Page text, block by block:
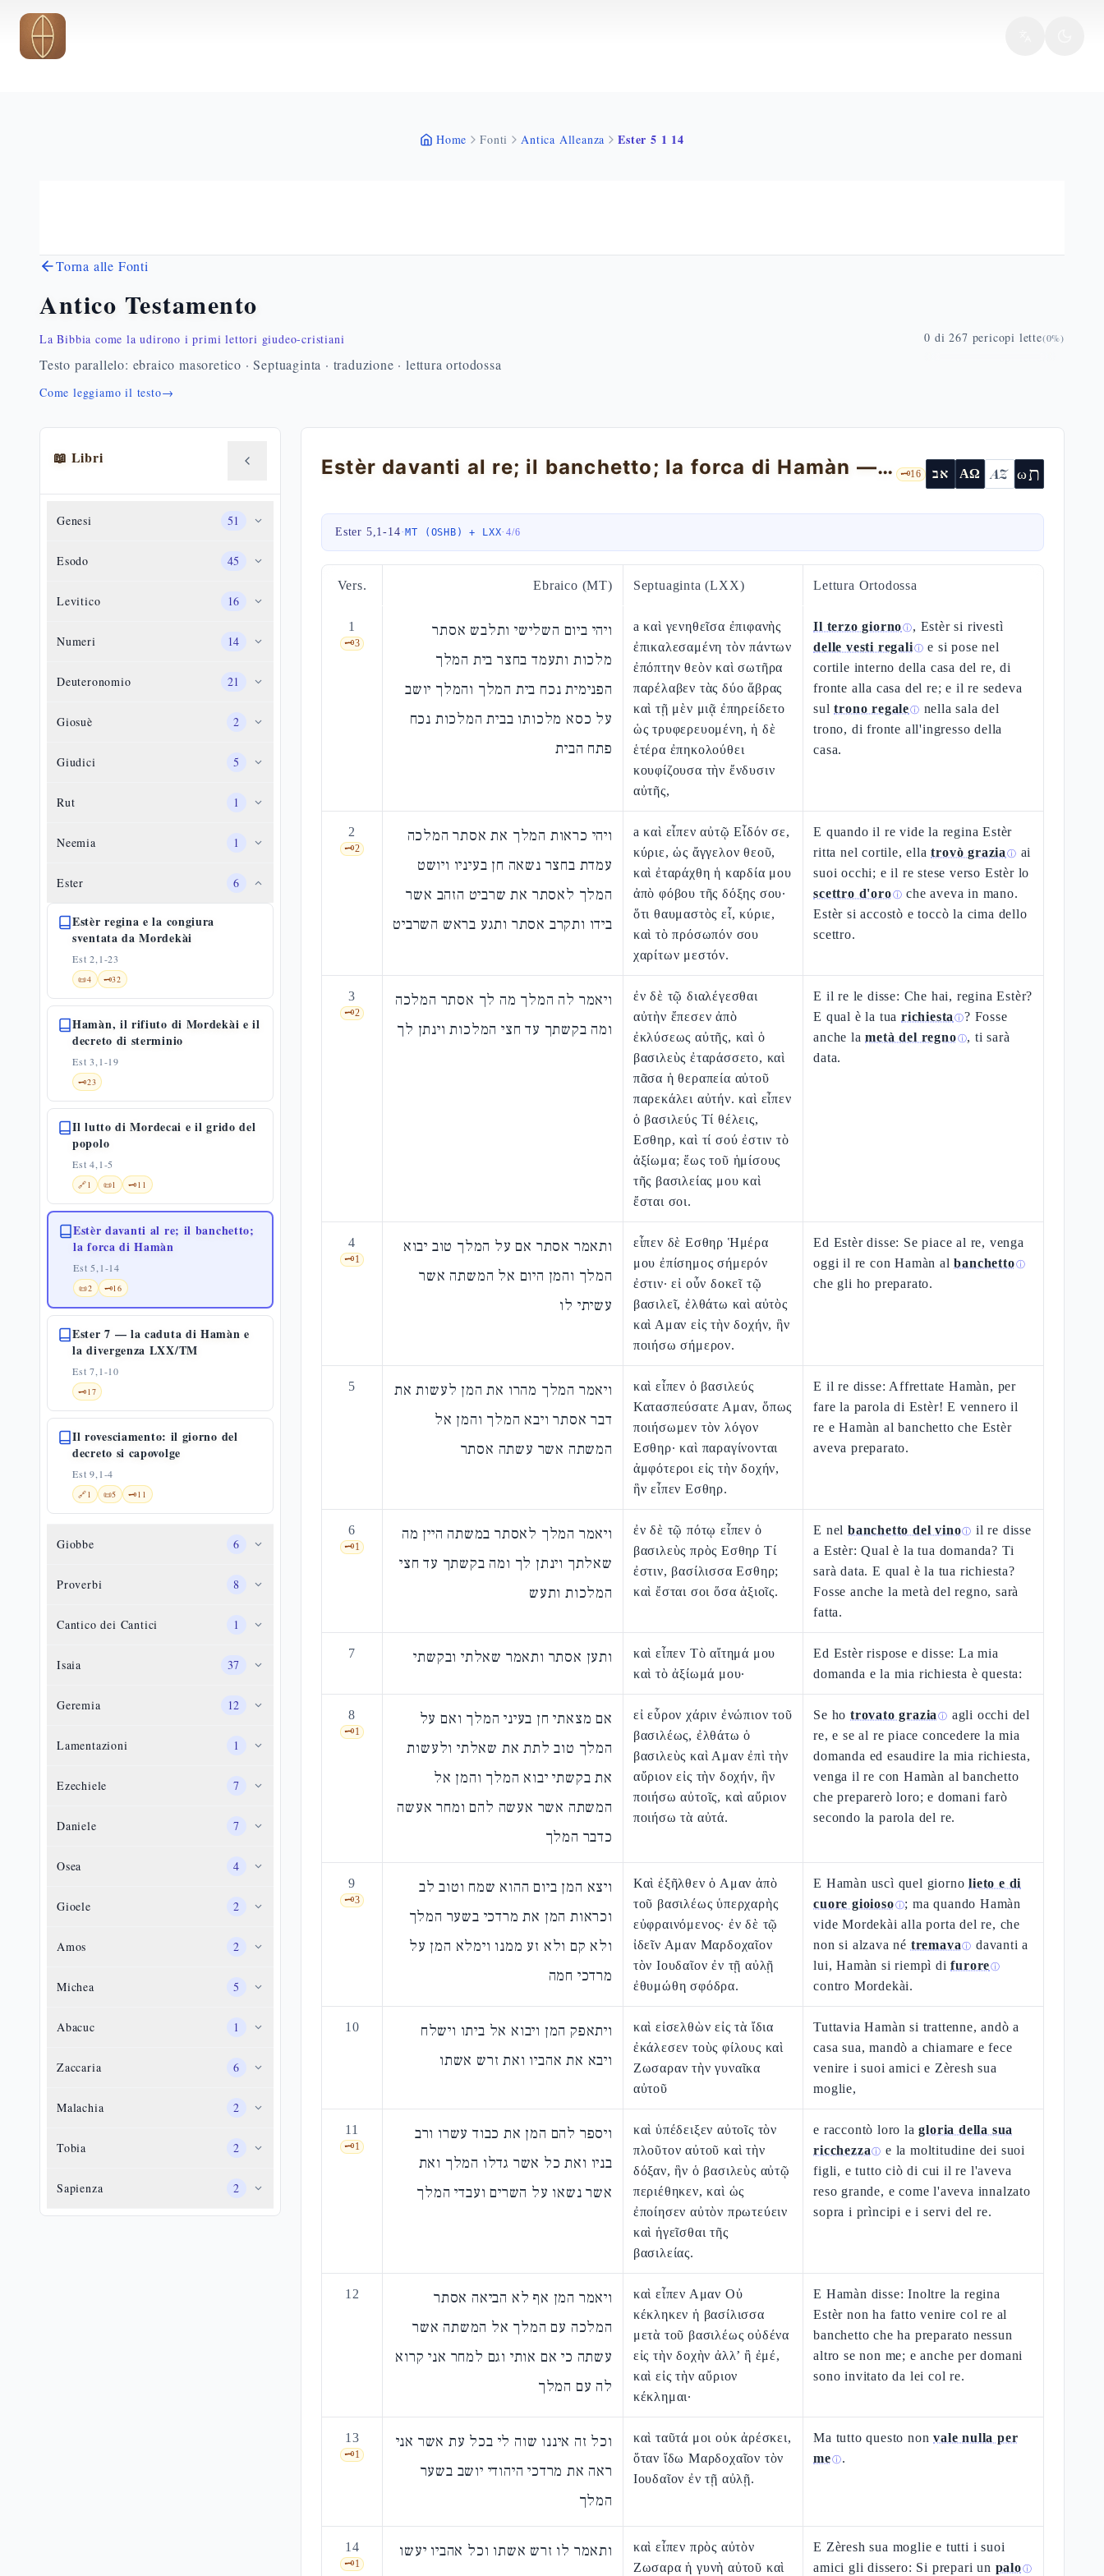
Vai al contenuto principale
Home Fonti Antica Alleanza Ester 5 1 14
Torna alle Fonti
Antico Testamento
La Bibbia come la udirono i primi lettori giudeo-cristiani
Testo parallelo: ebraico masoretico · Septuaginta · traduzione · lettura ortodossa
Come leggiamo il testo→
0 di 267 pericopi lette(0%)
📖 Libri
Genesi 51
Esodo 45
Levitico 16
Numeri 14
Deuteronomio 21
Giosuè 2
Giudici 5
Rut 1
Neemia 1
Ester 6
Estèr regina e la congiura
sventata da Mordekài
Est 2,1-23
📜4 🗝️32
Hamàn, il rifiuto di Mordekài e il
decreto di sterminio
Est 3,1-19
🗝️23
Il lutto di Mordecai e il grido del
popolo
Est 4,1-5
🔗1 📜1 🗝️11
Estèr davanti al re; il banchetto;
la forca di Hamàn
Est 5,1-14
📜2 🗝️16
Ester 7 — la caduta di Hamàn e
la divergenza LXX/TM
Est 7,1-10
🗝️17
Il rovesciamento: il giorno del
decreto si capovolge
Est 9,1-4
🔗1 📜5 🗝️11
Giobbe 6
Proverbi 8
Cantico dei Cantici 1
Isaia 37
Geremia 12
Lamentazioni 1
Ezechiele 7
Daniele 7
Osea 4
Gioele 2
Amos 2
Michea 5
Abacuc 1
Zaccaria 6
Malachia 2
Tobia 2
Sapienza 2
Estèr davanti al re; il banchetto; la forca di Hamàn — Est 5,1-14 🗝️16 אב ΑΩ AZ ωת
Ester 5,1-14·MT (OSHB) + LXX·4/6
Vers. Ebraico (MT) Septuaginta (LXX) Lettura Ortodossa
1
🗝️3
ויהי ביום השלישי ותלבש אסתר
מלכות ותעמד בחצר בית המלך
הפנימית נכח בית המלך והמלך יושב
על כסא מלכותו בבית המלכות נכח
פתח הבית
a καὶ γενηθεῖσα ἐπιφανὴς
ἐπικαλεσαμένη τὸν πάντων
ἐπόπτην θεὸν καὶ σωτῆρα
παρέλαβεν τὰς δύο ἅβρας
καὶ τῇ μὲν μιᾷ ἐπηρείδετο
ὡς τρυφερευομένη, ἡ δὲ
ἑτέρα ἐπηκολούθει
κουφίζουσα τὴν ἔνδυσιν
αὐτῆς,
Il terzo giornoⓘ, Estèr si rivestì
delle vesti regaliⓘ e si pose nel
cortile interno della casa del re, di
fronte alla casa del re; e il re sedeva
sultrono regaleⓘ nella sala del
trono, di fronte all'ingresso della
casa.
2
🗝️2
ויהי כראות המלך את אסתר המלכה
עמדת בחצר נשאה חן בעיניו ויושט
המלך לאסתר את שרביט הזהב אשר
בידו ותקרב אסתר ותגע בראש השרביט
a καὶ εἶπεν αὐτῷ Εἶδόν σε,
κύριε, ὡς ἄγγελον θεοῦ,
καὶ ἐταράχθη ἡ καρδία μου
ἀπὸ φόβου τῆς δόξης σου·
ὅτι θαυμαστὸς εἶ, κύριε,
καὶ τὸ πρόσωπόν σου
χαρίτων μεστόν.
E quando il re vide la regina Estèr
ritta nel cortile, ellatrovò grazia ⓘ ai
suoi occhi; e il re stese verso Estèr lo
scettro d'oroⓘ che aveva in mano.
Estèr si accostò e toccò la cima dello
scettro.
3
🗝️2
ויאמר לה המלך מה לך אסתר המלכה
ומה בקשתך עד חצי המלכות וינתן לך
ἐν δὲ τῷ διαλέγεσθαι
αὐτὴν ἔπεσεν ἀπὸ
ἐκλύσεως αὐτῆς, καὶ ὁ
βασιλεὺς ἐταράσσετο, καὶ
πᾶσα ἡ θεραπεία αὐτοῦ
παρεκάλει αὐτήν. καὶ εἶπεν
ὁ βασιλεύς Τί θέλεις,
Εσθηρ, καὶ τί σού ἐστιν τὸ
ἀξίωμα; ἕως τοῦ ἡμίσους
τῆς βασιλείας μου καὶ
ἔσται σοι.
E il re le disse: Che hai, regina Estèr?
E qual è la tuarichiesta ⓘ? Fosse
anche lametà del regnoⓘ, ti sarà
data.
4
🗝️1
ותאמר אסתר אם על המלך טוב יבוא
המלך והמן היום אל המשתה אשר
עשיתי לו
εἶπεν δὲ Εσθηρ Ἡμέρα
μου ἐπίσημος σήμερόν
ἐστιν· εἰ οὖν δοκεῖ τῷ
βασιλεῖ, ἐλθάτω καὶ αὐτὸς
καὶ Αμαν εἰς τὴν δοχήν, ἣν
ποιήσω σήμερον.
Ed Estèr disse: Se piace al re, venga
oggi il re con Hamàn albanchettoⓘ
che gli ho preparato.
5
ויאמר המלך מהרו את המן לעשות את
דבר אסתר ויבא המלך והמן אל
המשתה אשר עשתה אסתר
καὶ εἶπεν ὁ βασιλεύς
Κατασπεύσατε Αμαν, ὅπως
ποιήσωμεν τὸν λόγον
Εσθηρ· καὶ παραγίνονται
ἀμφότεροι εἰς τὴν δοχήν,
ἣν εἶπεν Εσθηρ.
E il re disse: Affrettate Hamàn, per
fare la parola di Estèr! E vennero il
re e Hamàn al banchetto che Estèr
aveva preparato.
6
🗝️1
ויאמר המלך לאסתר במשתה היין מה
שאלתך וינתן לך ומה בקשתך עד חצי
המלכות ותעש
ἐν δὲ τῷ πότῳ εἶπεν ὁ
βασιλεὺς πρὸς Εσθηρ Τί
ἐστιν, βασίλισσα Εσθηρ;
καὶ ἔσται σοι ὅσα ἀξιοῖς.
E nelbanchetto del vinoⓘ il re disse
a Estèr: Qual è la tua domanda? Ti
sarà data. E qual è la tua richiesta?
Fosse anche la metà del regno, sarà
fatta.
7 ותען אסתר ותאמר שאלתי ובקשתי
καὶ εἶπεν Τὸ αἴτημά μου
καὶ τὸ ἀξίωμά μου·
Ed Estèr rispose e disse: La mia
domanda e la mia richiesta è questa:
8
🗝️1
אם מצאתי חן בעיני המלך ואם על
המלך טוב לתת את שאלתי ולעשות
את בקשתי יבוא המלך והמן אל
המשתה אשר אעשה להם ומחר אעשה
כדבר המלך
εἰ εὗρον χάριν ἐνώπιον τοῦ
βασιλέως, ἐλθάτω ὁ
βασιλεὺς καὶ Αμαν ἐπὶ τὴν
αὔριον εἰς τὴν δοχήν, ἣν
ποιήσω αὐτοῖς, καὶ αὔριον
ποιήσω τὰ αὐτά.
Se hotrovato grazia ⓘ agli occhi del
re, e se al re piace concedere la mia
domanda ed esaudire la mia richiesta,
venga il re con Hamàn al banchetto
che preparerò loro; e domani farò
secondo la parola del re.
9
🗝️3
ויצא המן ביום ההוא שמח וטוב לב
וכראות המן את מרדכי בשער המלך
ולא קם ולא זע ממנו וימלא המן על
מרדכי חמה
Καὶ ἐξῆλθεν ὁ Αμαν ἀπὸ
τοῦ βασιλέως ὑπερχαρὴς
εὐφραινόμενος· ἐν δὲ τῷ
ἰδεῖν Αμαν Μαρδοχαῖον
τὸν Ιουδαῖον ἐν τῇ αὐλῇ
ἐθυμώθη σφόδρα.
E Hamàn uscì quel giornolieto e di
cuore gioiosoⓘ; ma quando Hamàn
vide Mordekài alla porta del re, che
non si alzava né tremava ⓘ davanti a
lui, Hamàn si riempì difuroreⓘ
contro Mordekài.
10
ויתאפק המן ויבוא אל ביתו וישלח
ויבא את אהביו ואת זרש אשתו
καὶ εἰσελθὼν εἰς τὰ ἴδια
ἐκάλεσεν τοὺς φίλους καὶ
Ζωσαραν τὴν γυναῖκα
αὐτοῦ
Tuttavia Hamàn si trattenne, andò a
casa sua, mandò a chiamare e fece
venire i suoi amici e Zèresh sua
moglie,
11
🗝️1
ויספר להם המן את כבוד עשרו ורב
בניו ואת כל אשר גדלו המלך ואת
אשר נשאו על השרים ועבדי המלך
καὶ ὑπέδειξεν αὐτοῖς τὸν
πλοῦτον αὐτοῦ καὶ τὴν
δόξαν, ἣν ὁ βασιλεὺς αὐτῷ
περιέθηκεν, καὶ ὡς
ἐποίησεν αὐτὸν πρωτεύειν
καὶ ἡγεῖσθαι τῆς
βασιλείας.
e raccontò loro lagloria della sua
ricchezza ⓘ e la moltitudine dei suoi
figli, e tutto ciò di cui il re l'aveva
reso grande, e come l'aveva innalzato
sopra i prìncipi e i servi del re.
12
ויאמר המן אף לא הביאה אסתר
המלכה עם המלך אל המשתה אשר
עשתה כי אם אותי וגם למחר אני קרוא
לה עם המלך
καὶ εἶπεν Αμαν Οὐ
κέκληκεν ἡ βασίλισσα
μετὰ τοῦ βασιλέως οὐδένα
εἰς τὴν δοχὴν ἀλλ’ ἢ ἐμέ,
καὶ εἰς τὴν αὔριον
κέκλημαι·
E Hamàn disse: Inoltre la regina
Estèr non ha fatto venire col re al
banchetto che ha preparato nessun
altro se non me; e anche per domani
sono invitato da lei col re.
13
🗝️1
וכל זה איננו שוה לי בכל עת אשר אני
ראה את מרדכי היהודי יושב בשער
המלך
καὶ ταῦτά μοι οὐκ ἀρέσκει,
ὅταν ἴδω Μαρδοχαῖον τὸν
Ιουδαῖον ἐν τῇ αὐλῇ.
Ma tutto questo nonvale nulla per
meⓘ.
14
🗝️1
ותאמר לו זרש אשתו וכל אהביו יעשו
καὶ εἶπεν πρὸς αὐτὸν
Ζωσαρα ἡ γυνὴ αὐτοῦ καὶ
E Zèresh sua moglie e tutti i suoi
amici gli dissero: Si prepari un paloⓘ